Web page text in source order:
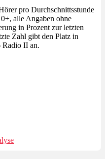
pro Durchschnittsstunde
alle Angaben ohne
in Prozent zur letzten
Zahl gibt den Platz in
Radio II an.